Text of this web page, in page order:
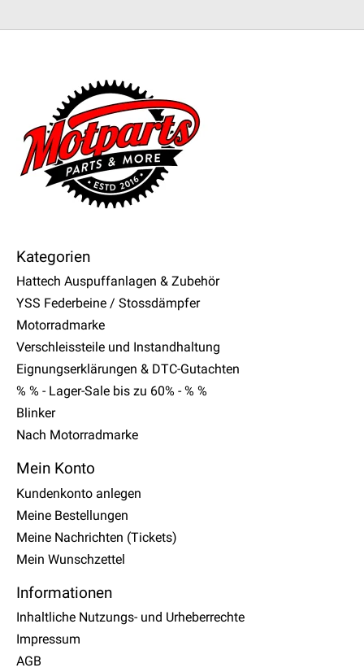
Kategorien
Hattech Auspuffanlagen & Zubehör
YSS Federbeine / Stossdämpfer
Motorradmarke
Verschleissteile und Instandhaltung
Eignungserklärungen & DTC-Gutachten
% % - Lager-Sale bis zu 60% - % %
Blinker
Nach Motorradmarke
Mein Konto
Kundenkonto anlegen
Meine Bestellungen
Meine Nachrichten (Tickets)
Mein Wunschzettel
Informationen
Inhaltliche Nutzungs- und Urheberrechte
Impressum
AGB